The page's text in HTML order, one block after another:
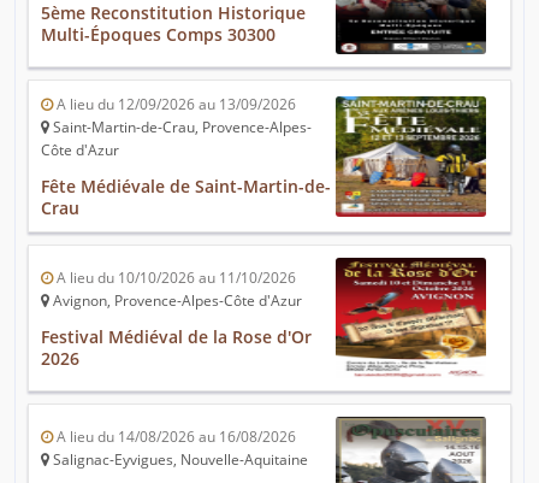
5ème Reconstitution Historique
Multi-Époques Comps 30300
A lieu du 12/09/2026 au 13/09/2026
Saint-Martin-de-Crau, Provence-Alpes-
Côte d'Azur
Fête Médiévale de Saint-Martin-de-
Crau
A lieu du 10/10/2026 au 11/10/2026
Avignon, Provence-Alpes-Côte d'Azur
Festival Médiéval de la Rose d'Or
2026
A lieu du 14/08/2026 au 16/08/2026
Salignac-Eyvigues, Nouvelle-Aquitaine